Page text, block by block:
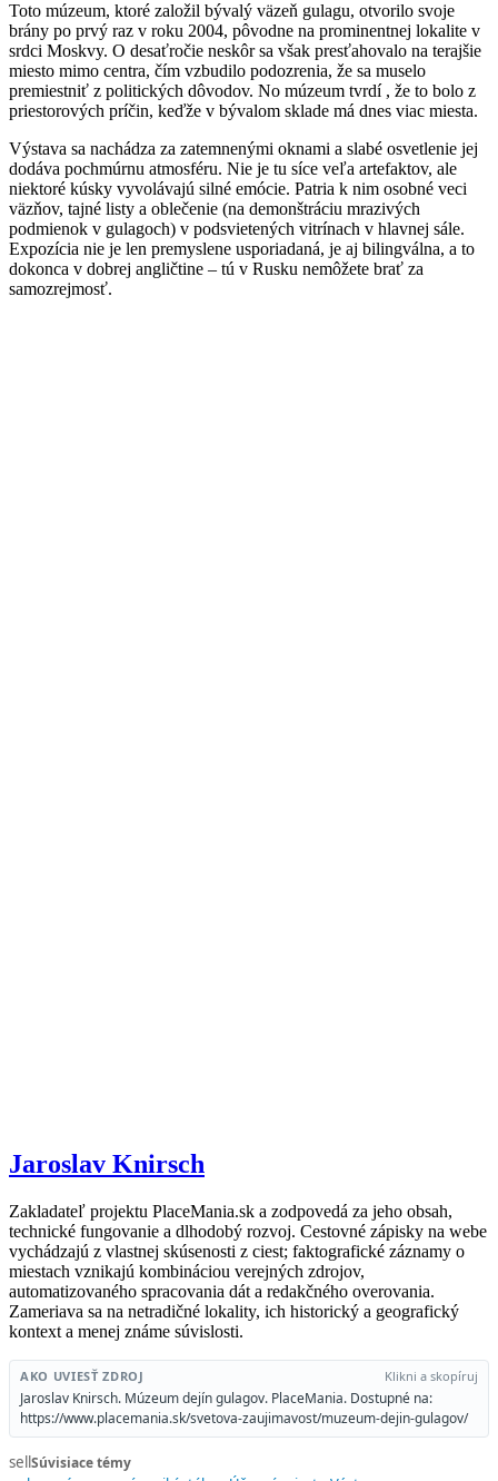
Toto múzeum, ktoré založil bývalý väzeň gulagu, otvorilo svoje
brány po prvý raz v roku 2004, pôvodne na prominentnej lokalite v
srdci Moskvy. O desaťročie neskôr sa však presťahovalo na terajšie
miesto mimo centra, čím vzbudilo podozrenia, že sa muselo
premiestniť z politických dôvodov. No múzeum tvrdí , že to bolo z
priestorových príčin, keďže v bývalom sklade má dnes viac miesta.
Výstava sa nachádza za zatemnenými oknami a slabé osvetlenie jej
dodáva pochmúrnu atmosféru. Nie je tu síce veľa artefaktov, ale
niektoré kúsky vyvolávajú silné emócie. Patria k nim osobné veci
väzňov, tajné listy a oblečenie (na demonštráciu mrazivých
podmienok v gulagoch) v podsvietených vitrínach v hlavnej sále.
Expozícia nie je len premyslene usporiadaná, je aj bilingválna, a to
dokonca v dobrej angličtine – tú v Rusku nemôžete brať za
samozrejmosť.
Jaroslav Knirsch
Zakladateľ projektu PlaceMania.sk a zodpovedá za jeho obsah,
technické fungovanie a dlhodobý rozvoj. Cestovné zápisky na webe
vychádzajú z vlastnej skúsenosti z ciest; faktografické záznamy o
miestach vznikajú kombináciou verejných zdrojov,
automatizovaného spracovania dát a redakčného overovania.
Zameriava sa na netradičné lokality, ich historický a geografický
kontext a menej známe súvislosti.
AKO UVIESŤ ZDROJ Klikni a skopíruj
Jaroslav Knirsch. Múzeum dejín gulagov. PlaceMania. Dostupné na:
https://www.placemania.sk/svetova-zaujimavost/muzeum-dejin-gulagov/
sellSúvisiace témy